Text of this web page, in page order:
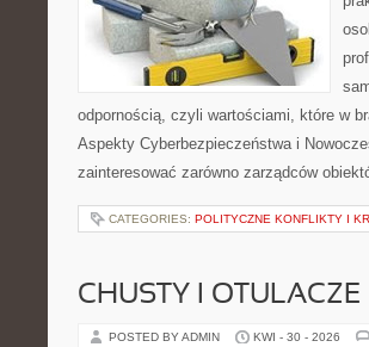
odpornością, czyli wartościami, które w
Aspekty Cyberbezpieczeństwa i
zainteresować zarówno zarządców
CATEGORIES: POLITYCZNE KONFLIKTY I
CHUSTY I OTULACZE
POSTED BY ADMIN KWI - 30 - 2026